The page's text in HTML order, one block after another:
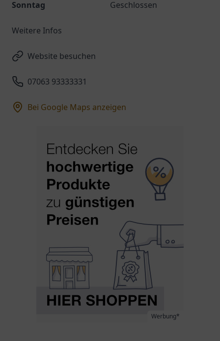
Sonntag
Geschlossen
Weitere Infos
Website besuchen
07063 93333331
Bei Google Maps anzeigen
Werbung*